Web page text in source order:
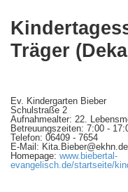
Träger
Ev. Kindergarten Bieber
Schulstraße 2
Aufnahmealter: 22.
Betreuungszeiten: 7:00 -
Telefon: 06409 - 7654
E-Mail: Kita.Bieber@ekhn.de
Homepage: www.biebertal-
evangelisch.de/startseite/